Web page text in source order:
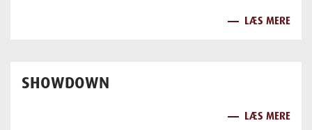
LÆS MERE
SHOWDOWN
LÆS MERE